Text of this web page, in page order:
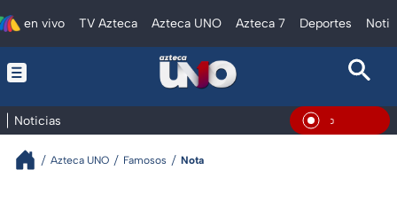
en vivo TV Azteca Azteca UNO Azteca 7 Deportes
Noticias En Vivo
Azteca UNO Famosos Nota